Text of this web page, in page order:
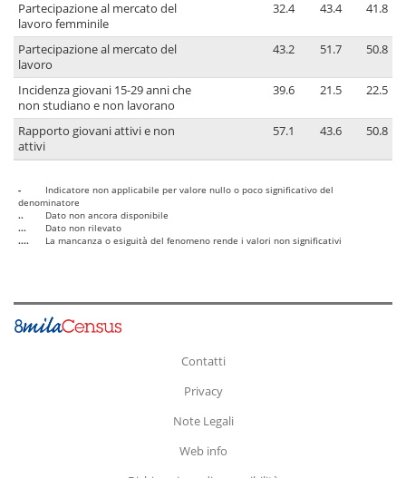
Partecipazione al mercato del
lavoro femminile
32.4 43.4 41.8
Partecipazione al mercato del
lavoro
43.2 51.7 50.8
Incidenza giovani 15-29 anni che
non studiano e non lavorano
39.6 21.5 22.5
Rapporto giovani attivi e non
attivi
57.1 43.6 50.8
-
Indicatore non applicabile per valore nullo o poco significativo del
denominatore
..
Dato non ancora disponibile
...
Dato non rilevato
....
La mancanza o esiguità del fenomeno rende i valori non significativi
Contatti
Privacy
Note Legali
Web info